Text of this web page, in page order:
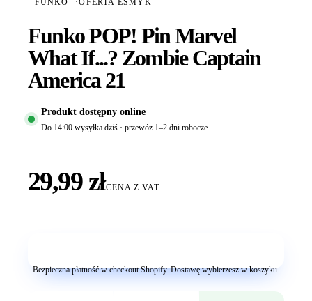
FUNKO ·OFERTA ESMYK
Funko POP! Pin Marvel
What If...? Zombie Captain
America 21
Produkt dostępny online
Do 14:00 wysyłka dziś · przewóz 1–2 dni robocze
29,99 złCENA Z VAT
Bezpieczna płatność w checkout Shopify. Dostawę wybierzesz w koszyku.